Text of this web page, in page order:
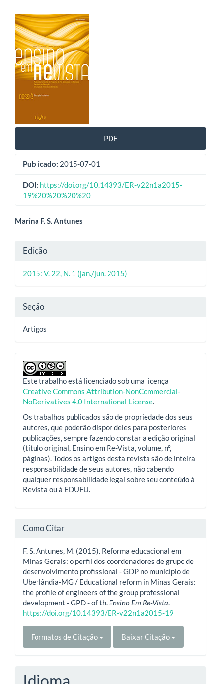
Barra
lateral
de
artigos
PDF
Publicado: 2015-07-01
DOI: https://doi.org/10.14393/ER-v22n1a2015-
19%20%20%20%20
Conteúdo
artigo
principal
Marina F. S. Antunes
Detalhes
do
Edição
2015: V. 22, N. 1 (jan./jun. 2015)
Seção
Artigos
Este trabalho está licenciado sob uma licença
Creative Commons Attribution-NonCommercial-
NoDerivatives 4.0 International License
Os trabalhos publicados são de propriedade dos seus
autores, que poderão dispor deles para posteriores
publicações, sempre fazendo constar a edição original
(título original, Ensino em Re-Vista, volume, nº,
páginas). Todos os artigos desta revista são de inteira
responsabilidade de seus autores, não cabendo
qualquer responsabilidade legal sobre seu conteúdo à
Revista ou à EDUFU.
Como Citar
F. S. Antunes, M. (2015). Reforma educacional em
Minas Gerais: o perfil dos coordenadores de grupo de
desenvolvimento profissional - GDP no município de
Uberlândia-MG / Educational reform in Minas Gerais:
the profile of engineers of the group professional
development - GPD - of th. Ensino Em Re-Vista
https://doi.org/10.14393/ER-v22n1a2015-19
Formatos de Citação Baixar Citação
Idioma